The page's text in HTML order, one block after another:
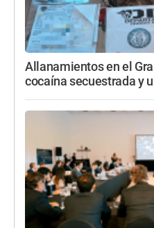
Allanamientos en el
cocaína secuestrada y